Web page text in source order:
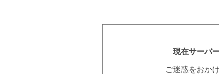
現在サーバ
ご迷惑をおか